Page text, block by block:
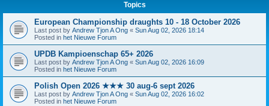
Topics
European Championship draughts 10 - 18 October 2026
Last post by Andrew Tjon A Ong « Sun Aug 02, 2026 18:14
Posted in het Nieuwe Forum
UPDB Kampioenschap 65+ 2026
Last post by Andrew Tjon A Ong « Sun Aug 02, 2026 16:09
Posted in het Nieuwe Forum
Polish Open 2026 ★★★ 30 aug-6 sept 2026
Last post by Andrew Tjon A Ong « Sun Aug 02, 2026 16:02
Posted in het Nieuwe Forum